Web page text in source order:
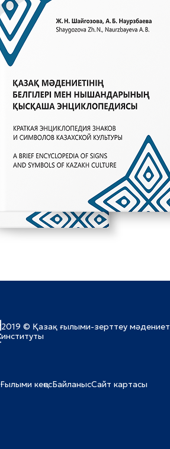
2019 © Қазақ ғылыми-зерттеу мәдениет
институты
Ғылыми кеңесБайланысСайт картасы